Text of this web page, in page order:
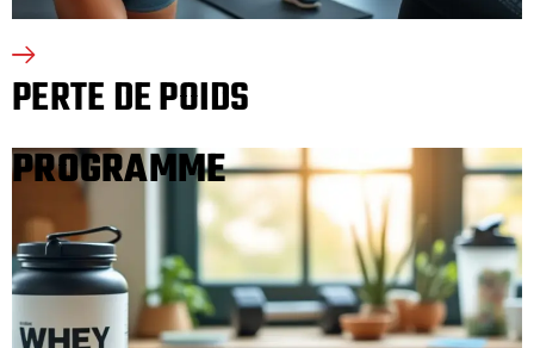
PERTE DE POIDS
PROGRAMME